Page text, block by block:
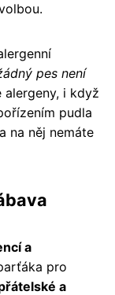
pes není
alergeny, i když
pudla
na něj nemáte
a
pro
a